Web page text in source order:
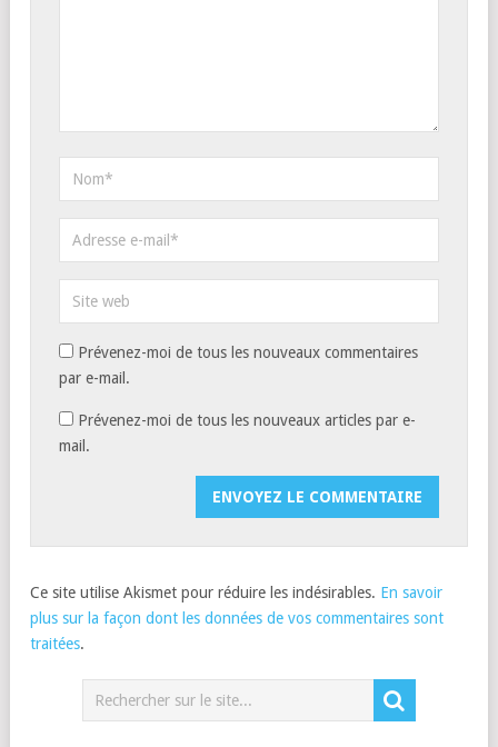
Prévenez-moi de tous les nouveaux commentaires
par e-mail.
Prévenez-moi de tous les nouveaux articles par e-
mail.
Ce site utilise Akismet pour réduire les indésirables. En savoir
plus sur la façon dont les données de vos commentaires sont
traitées.